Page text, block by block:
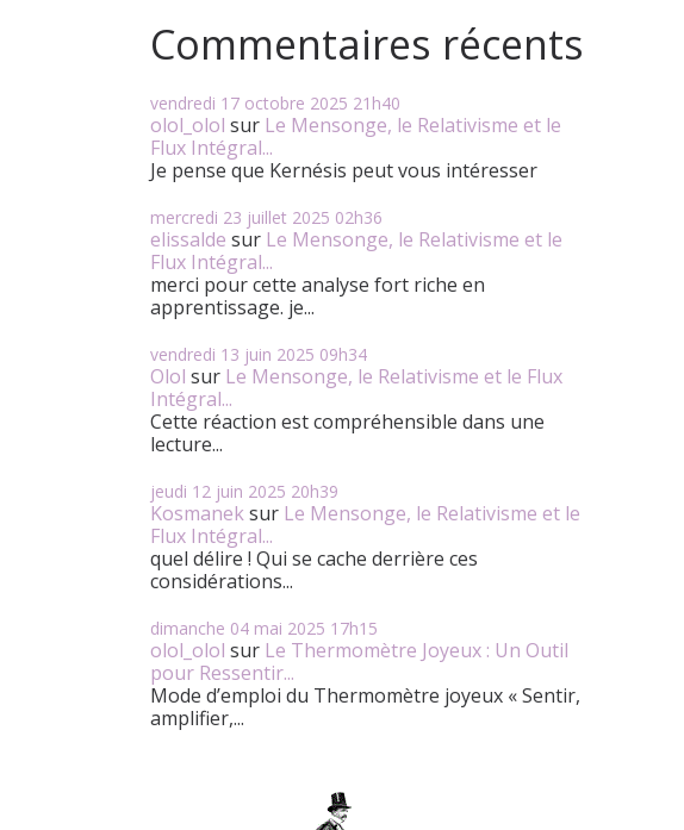
Commentaires récents
vendredi 17 octobre 2025 21h40
olol_olol sur Le Mensonge, le Relativisme et le
Flux Intégral...
Je pense que Kernésis peut vous intéresser
mercredi 23 juillet 2025 02h36
elissalde sur Le Mensonge, le Relativisme et le
Flux Intégral...
merci pour cette analyse fort riche en
apprentissage. je...
vendredi 13 juin 2025 09h34
Olol sur Le Mensonge, le Relativisme et le Flux
Intégral...
Cette réaction est compréhensible dans une
lecture...
jeudi 12 juin 2025 20h39
Kosmaneksur Le Mensonge, le Relativisme et le
Flux Intégral...
quel délire ! Qui se cache derrière ces
considérations...
dimanche 04 mai 2025 17h15
olol_olol sur Le Thermomètre Joyeux : Un Outil
pour Ressentir...
Mode d’emploi du Thermomètre joyeux « Sentir,
amplifier,...